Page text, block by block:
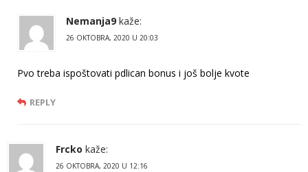
Nemanja9 kaže:
26 OKTOBRA, 2020 U 20:03
Pvo treba ispoštovati pdlican bonus i još bolje kvote
REPLY
Frcko kaže:
26 OKTOBRA, 2020 U 12:16